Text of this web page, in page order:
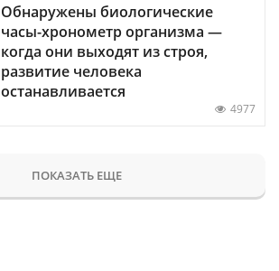
Обнаружены биологические
часы-хронометр организма —
когда они выходят из строя,
развитие человека
останавливается
4977
ПОКАЗАТЬ ЕЩЕ